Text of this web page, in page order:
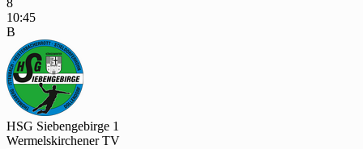
8
10:45
B
HSG Siebengebirge 1
Wermelskirchener TV